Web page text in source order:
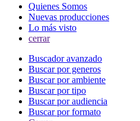
Quienes Somos
Nuevas producciones
Lo más visto
cerrar
Buscador avanzado
Buscar por generos
Buscar por ambiente
Buscar por tipo
Buscar por audiencia
Buscar por formato